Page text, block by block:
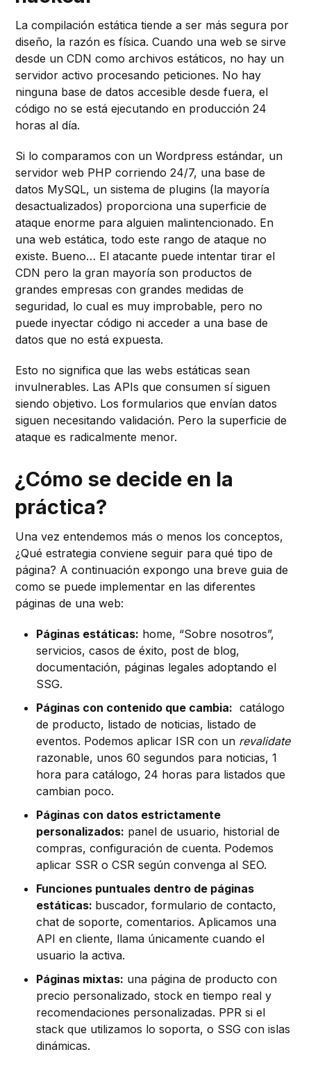
La compilación estática tiende a ser más segura por
diseño, la razón es física. Cuando una web se sirve
desde un CDN como archivos estáticos, no hay un
servidor activo procesando peticiones. No hay
ninguna base de datos accesible desde fuera, el
código no se está ejecutando en producción 24
horas al día.
Si lo comparamos con un Wordpress estándar, un
servidor web PHP corriendo 24/7, una base de
datos MySQL, un sistema de plugins (la mayoría
desactualizados) proporciona una superficie de
ataque enorme para alguien malintencionado. En
una web estática, todo este rango de ataque no
existe. Bueno… El atacante puede intentar tirar el
CDN pero la gran mayoría son productos de
grandes empresas con grandes medidas de
seguridad, lo cual es muy improbable, pero no
puede inyectar código ni acceder a una base de
datos que no está expuesta.
Esto no significa que las webs estáticas sean
invulnerables. Las APIs que consumen sí siguen
siendo objetivo. Los formularios que envían datos
siguen necesitando validación. Pero la superficie de
ataque es radicalmente menor.
¿Cómo se decide en la
práctica?
Una vez entendemos más o menos los conceptos,
¿Qué estrategia conviene seguir para qué tipo de
página? A continuación expongo una breve guia de
como se puede implementar en las diferentes
páginas de una web:
Páginas estáticas: home, “Sobre nosotros”,
servicios, casos de éxito, post de blog,
documentación, páginas legales adoptando el
SSG.
Páginas con contenido que cambia: catálogo
de producto, listado de noticias, listado de
eventos. Podemos aplicar ISR con un revalidate
razonable, unos 60 segundos para noticias, 1
hora para catálogo, 24 horas para listados que
cambian poco.
Páginas con datos estrictamente
personalizados: panel de usuario, historial de
compras, configuración de cuenta. Podemos
aplicar SSR o CSR según convenga al SEO.
Funciones puntuales dentro de páginas
estáticas: buscador, formulario de contacto,
chat de soporte, comentarios. Aplicamos una
API en cliente, llama únicamente cuando el
usuario la activa.
Páginas mixtas: una página de producto con
precio personalizado, stock en tiempo real y
recomendaciones personalizadas. PPR si el
stack que utilizamos lo soporta, o SSG con islas
dinámicas.